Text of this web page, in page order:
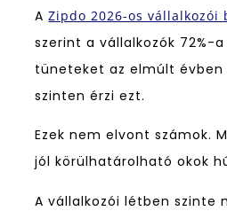
AZipdo 2026-os vállalkozói
szerint a vállalkozók 72%-
tüneteket az elmúlt évben
szinten érzi ezt.
Ezek nem elvont számok.
jól körülhatárolható okok
A vállalkozói létben szinte